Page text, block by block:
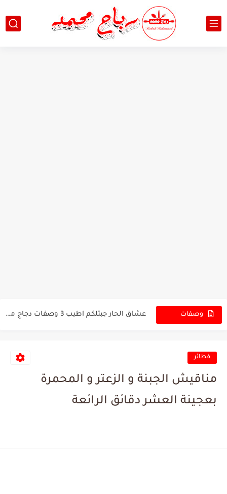
وصفات عشاق الحار جبتلكم اطيب 3 وصفات دجاج مشوي حار نار...
فطائر
مناقيش الجبنة و الزعتر و المحمرة
بعجينة العشر دقائق الرائعة